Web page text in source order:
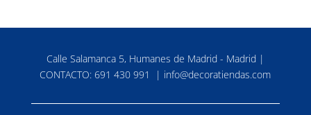
Calle Salamanca 5, Humanes de Madrid - Madrid |
CONTACTO:691 430 991 | info@decoratiendas.com